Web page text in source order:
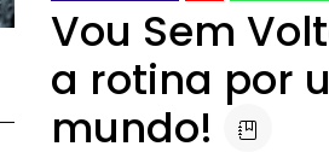
Vou Sem
a rotina por
mundo!